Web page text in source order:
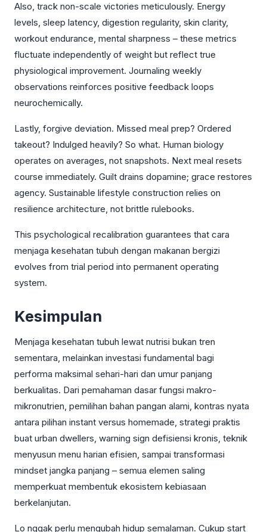
Also, track non-scale victories meticulously. Energy
levels, sleep latency, digestion regularity, skin clarity,
workout endurance, mental sharpness – these metrics
fluctuate independently of weight but reflect true
physiological improvement. Journaling weekly
observations reinforces positive feedback loops
neurochemically.
Lastly, forgive deviation. Missed meal prep? Ordered
takeout? Indulged heavily? So what. Human biology
operates on averages, not snapshots. Next meal resets
course immediately. Guilt drains dopamine; grace restores
agency. Sustainable lifestyle construction relies on
resilience architecture, not brittle rulebooks.
This psychological recalibration guarantees that cara
menjaga kesehatan tubuh dengan makanan bergizi
evolves from trial period into permanent operating
system.
Kesimpulan
Menjaga kesehatan tubuh lewat nutrisi bukan tren
sementara, melainkan investasi fundamental bagi
performa maksimal sehari-hari dan umur panjang
berkualitas. Dari pemahaman dasar fungsi makro-
mikronutrien, pemilihan bahan pangan alami, kontras nyata
antara pilihan instant versus homemade, strategi praktis
buat urban dwellers, warning sign defisiensi kronis, teknik
menyusun menu harian efisien, sampai transformasi
mindset jangka panjang – semua elemen saling
memperkuat membentuk ekosistem kebiasaan
berkelanjutan.
Lo nggak perlu mengubah hidup semalaman. Cukup start